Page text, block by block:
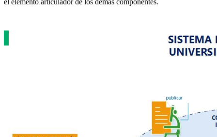
el elemento articulador de los demás componentes.